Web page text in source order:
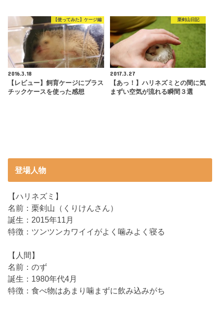
【使ってみた】ケージ編
2016.3.18
【レビュー】飼育ケージにプラス
チックケースを使った感想
栗剣山日記
2017.3.27
【あっ！】ハリネズミとの間に気
まずい空気が流れる瞬間３選
登場人物
【ハリネズミ】
名前：栗剣山（くりけんさん）
誕生：2015年11月
特徴：ツンツンカワイイがよく噛みよく寝る
【人間】
名前：のず
誕生：1980年代4月
特徴：食べ物はあまり噛まずに飲み込みがち